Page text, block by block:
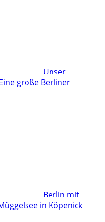
Unser
große Berliner
Berlin mit
in Köpenick